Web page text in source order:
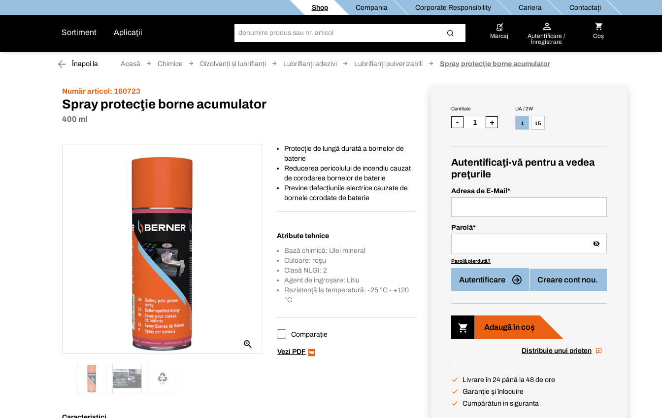
Shop Compania Corporate Responsibility Cariera Contactați
Sortiment Aplicaţii Marcaj
Autentificare /
Înregistrare
Coș
Înapoi la Acasă Chimice Dizolvanți și lubrifianți Lubrifianți adezivi Lubrifianți pulverizabili Spray protecţie borne acumulator
Număr articol: 160723
Spray protecţie borne acumulator
400 ml
Protecție de lungă durată a bornelor de
baterie
Reducerea pericolului de incendiu cauzat
de corodarea bornelor de baterie
Previne defecțiunile electrice cauzate de
bornele corodate de baterie
Atribute tehnice
Bază chimică: Ulei mineral
Culoare: roșu
Clasă NLGI: 2
Agent de îngroșare: Litiu
Rezistență la temperatură: -25 °C - +120
°C
Comparaţie
Vezi PDF
UA / 2W
1 15
Cantitate
- +
Autentificaţi-vă pentru a vedea
preţurile
Adresa de E-Mail *
Parolă*
Parolă pierdută?
Autentificare Creare cont nou.
Adaugă în coș
Distribuie unui prieten
Livrare în 24 până la 48 de ore
Garanţie şi înlocuire
Cumpărături in siguranta